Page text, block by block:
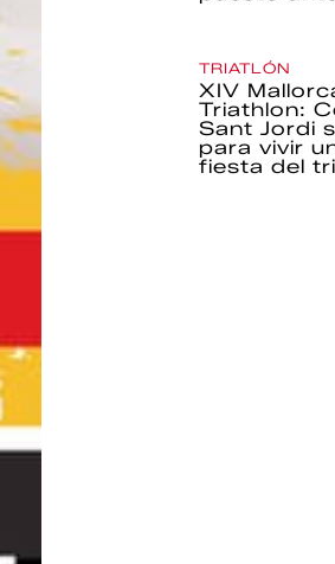
TRIATLÓN
XIV
Triathlon:
Sant Jordi
para vivir
fiesta del